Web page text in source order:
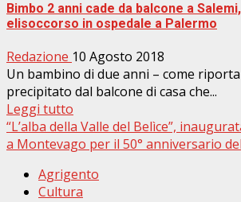
Bimbo 2 anni cade da balcone a
elisoccorso in ospedale a Palermo
Redazione 10 Agosto 2018
Un bambino di due anni – come riporta
precipitato dal balcone di casa che...
Leggi tutto
“L’alba della Valle del Belìce”,
a Montevago per il 50° anniversario
Agrigento
Cultura